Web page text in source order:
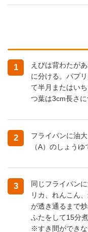
1
えびは背わたが
に分ける。パプ
て半月またはい
つ葉は3cm長さに
2
フライパンに油
（A）のしょうゆ
3
同じフライパン
リカ、れんこん
が透き通るまで
ふたをして15分煮
※すき間ができな